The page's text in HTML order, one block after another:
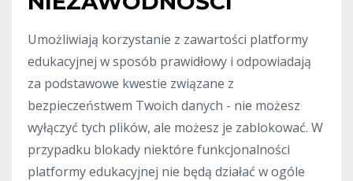
Umożliwiają korzystanie z zawartości platformy
edukacyjnej w sposób prawidłowy i odpowiadają
za podstawowe kwestie związane z
bezpieczeństwem Twoich danych - nie możesz
wyłączyć tych plików, ale możesz je zablokować. W
przypadku blokady niektóre funkcjonalności
platformy edukacyjnej nie będą działać w ogóle